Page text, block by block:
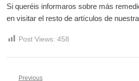
Si queréis informaros sobre más
en visitar el resto de artículos de
Post Views: 458
Previous